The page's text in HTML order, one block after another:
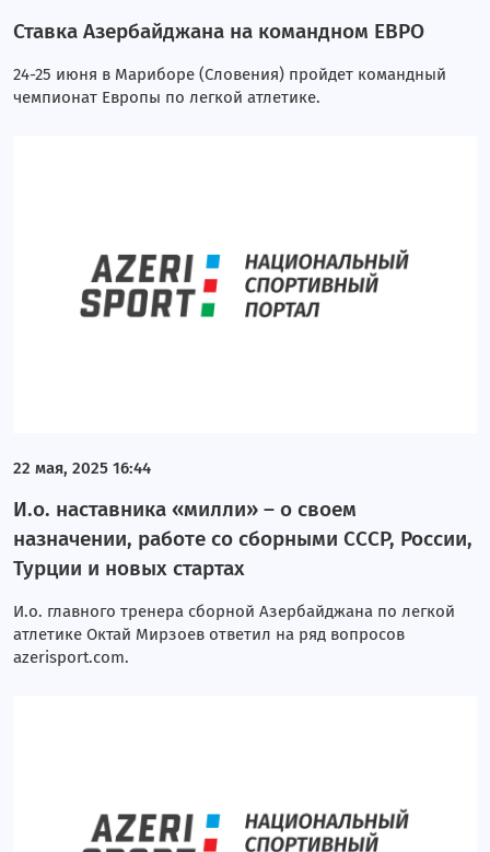
Ставка Азербайджана на командном ЕВРО
24-25 июня в Мариборе (Словения) пройдет командный
чемпионат Европы по легкой атлетике.
22 мая, 2025 16:44
И.о. наставника «милли» – о своем
назначении, работе со сборными СССР, России,
Турции и новых стартах
И.о. главного тренера сборной Азербайджана по легкой
атлетике Октай Мирзоев ответил на ряд вопросов
azerisport.com.